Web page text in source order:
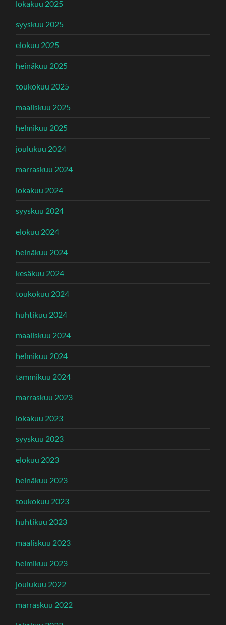
lokakuu 2025
syyskuu 2025
elokuu 2025
heinäkuu 2025
toukokuu 2025
maaliskuu 2025
helmikuu 2025
joulukuu 2024
marraskuu 2024
lokakuu 2024
syyskuu 2024
elokuu 2024
heinäkuu 2024
kesäkuu 2024
toukokuu 2024
huhtikuu 2024
maaliskuu 2024
helmikuu 2024
tammikuu 2024
marraskuu 2023
lokakuu 2023
syyskuu 2023
elokuu 2023
heinäkuu 2023
toukokuu 2023
huhtikuu 2023
maaliskuu 2023
helmikuu 2023
joulukuu 2022
marraskuu 2022